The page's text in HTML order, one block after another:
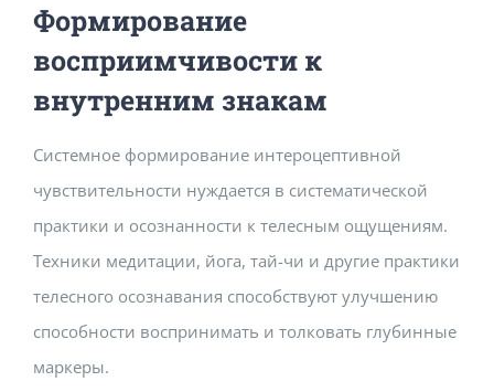
Формирование
восприимчивости к
внутренним знакам
Системное формирование интероцептивной
чувствительности нуждается в систематической
практики и осознанности к телесным ощущениям.
Техники медитации, йога, тай-чи и другие практики
телесного осознавания способствуют улучшению
способности воспринимать и толковать глубинные
маркеры.